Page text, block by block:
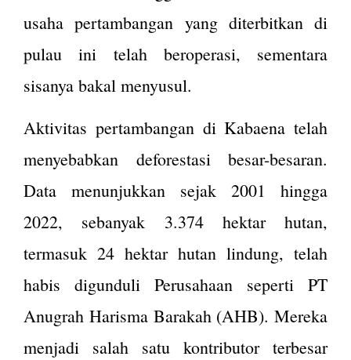
usaha pertambangan yang diterbitkan di
pulau ini telah beroperasi, sementara
sisanya bakal menyusul.
Aktivitas pertambangan di Kabaena telah
menyebabkan deforestasi besar-besaran.
Data menunjukkan sejak 2001 hingga
2022, sebanyak 3.374 hektar hutan,
termasuk 24 hektar hutan lindung, telah
habis digunduli​ Perusahaan seperti PT
Anugrah Harisma Barakah (AHB). Mereka
menjadi salah satu kontributor terbesar